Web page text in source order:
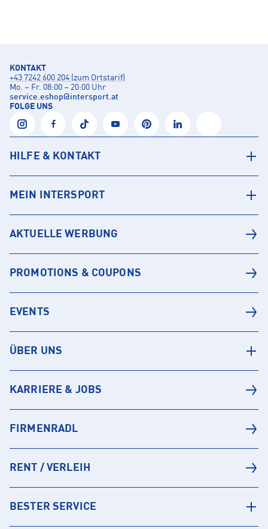
KONTAKT
+43 7242 600 204 (zum Ortstarif)
Mo. – Fr. 08:00 – 20:00 Uhr
service.eshop@intersport.at
FOLGE UNS
HILFE & KONTAKT
MEIN INTERSPORT
AKTUELLE WERBUNG
PROMOTIONS & COUPONS
EVENTS
ÜBER UNS
KARRIERE & JOBS
FIRMENRADL
RENT / VERLEIH
BESTER SERVICE